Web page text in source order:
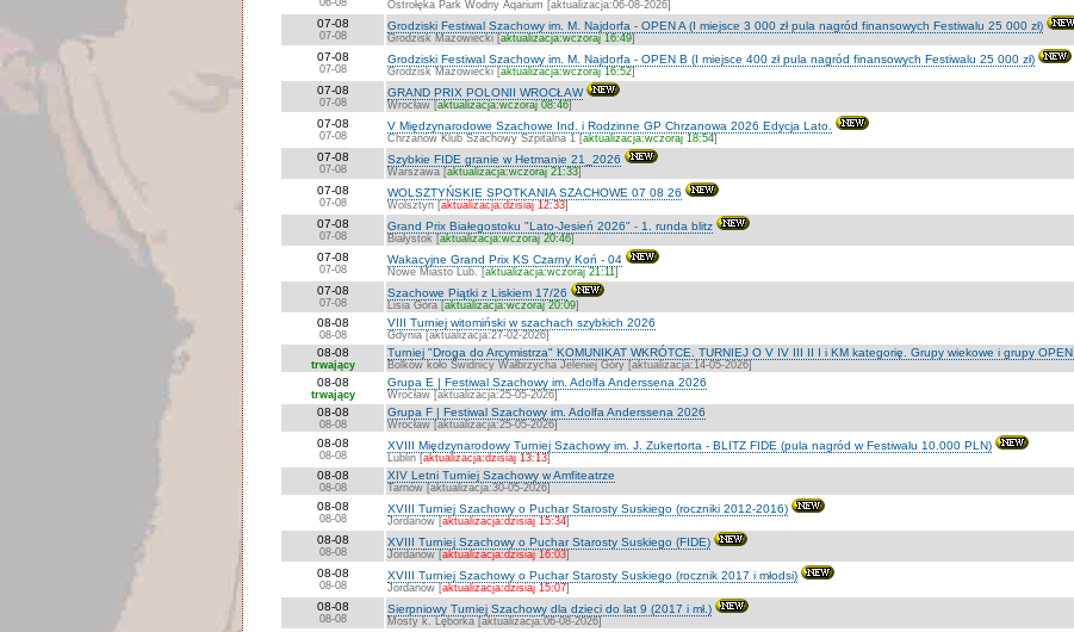
06-08 Ostrołęka Park Wodny Aqarium [aktualizacja:06-08-2026]
07-08
07-08
Grodziski Festiwal Szachowy im. M. Najdorfa - OPEN A (I miejsce 3 000 zł pula nagród finansowych Festiwalu 25 000 zł)
Grodzisk Mazowiecki [aktualizacja:wczoraj 16:49]
07-08
07-08
Grodziski Festiwal Szachowy im. M. Najdorfa - OPEN B (I miejsce 400 zł pula nagród finansowych Festiwalu 25 000 zł)
Grodzisk Mazowiecki [aktualizacja:wczoraj 16:52]
07-08
07-08
GRAND PRIX POLONII WROCŁAW
Wrocław [aktualizacja:wczoraj 08:46]
07-08
07-08
V Międzynarodowe Szachowe Ind. i Rodzinne GP Chrzanowa 2026 Edycja Lato.
Chrzanów Klub Szachowy Szpitalna 1 [aktualizacja:wczoraj 18:54]
07-08
07-08
Szybkie FIDE granie w Hetmanie 21_2026
Warszawa [aktualizacja:wczoraj 21:33]
07-08
07-08
WOLSZTYŃSKIE SPOTKANIA SZACHOWE 07 08 26
Wolsztyn [aktualizacja:dzisiaj 12:33]
07-08
07-08
Grand Prix Białegostoku "Lato-Jesień 2026" - 1. runda blitz
Białystok [aktualizacja:wczoraj 20:46]
07-08
07-08
Wakacyjne Grand Prix KS Czarny Koń - 04
Nowe Miasto Lub. [aktualizacja:wczoraj 21:11]
07-08
07-08
Szachowe Piątki z Liskiem 17/26
Lisia Góra [aktualizacja:wczoraj 20:09]
08-08
08-08
VIII Turniej witomiński w szachach szybkich 2026
Gdynia [aktualizacja:27-02-2026]
08-08
trwający
Turniej "Droga do Arcymistrza" KOMUNIKAT WKRÓTCE. TURNIEJ O V IV III II I i KM kategorię. Grupy wiekowe i grupy OPEN.
Bolków koło Świdnicy Wałbrzycha Jeleniej Góry [aktualizacja:14-05-2026]
08-08
trwający
Grupa E | Festiwal Szachowy im. Adolfa Anderssena 2026
Wrocław [aktualizacja:25-05-2026]
08-08
08-08
Grupa F | Festiwal Szachowy im. Adolfa Anderssena 2026
Wrocław [aktualizacja:25-05-2026]
08-08
08-08
XVIII Międzynarodowy Turniej Szachowy im. J. Zukertorta - BLITZ FIDE (pula nagród w Festiwalu 10.000 PLN)
Lublin [aktualizacja:dzisiaj 13:13]
08-08
08-08
XIV Letni Turniej Szachowy w Amfiteatrze
Tarnów [aktualizacja:30-05-2026]
08-08
08-08
XVIII Turniej Szachowy o Puchar Starosty Suskiego (roczniki 2012-2016)
Jordanów [aktualizacja:dzisiaj 15:34]
08-08
08-08
XVIII Turniej Szachowy o Puchar Starosty Suskiego (FIDE)
Jordanów [aktualizacja:dzisiaj 16:03]
08-08
08-08
XVIII Turniej Szachowy o Puchar Starosty Suskiego (rocznik 2017 i młodsi)
Jordanów [aktualizacja:dzisiaj 15:07]
08-08
08-08
Sierpniowy Turniej Szachowy dla dzieci do lat 9 (2017 i mł.)
Mosty k. Lęborka [aktualizacja:06-08-2026]